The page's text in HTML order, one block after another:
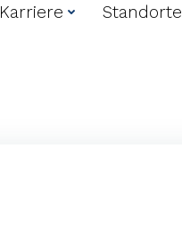
Karriere Standorte